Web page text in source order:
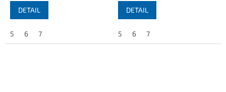
DETAIL
5 6 7
DETAIL
5 6 7